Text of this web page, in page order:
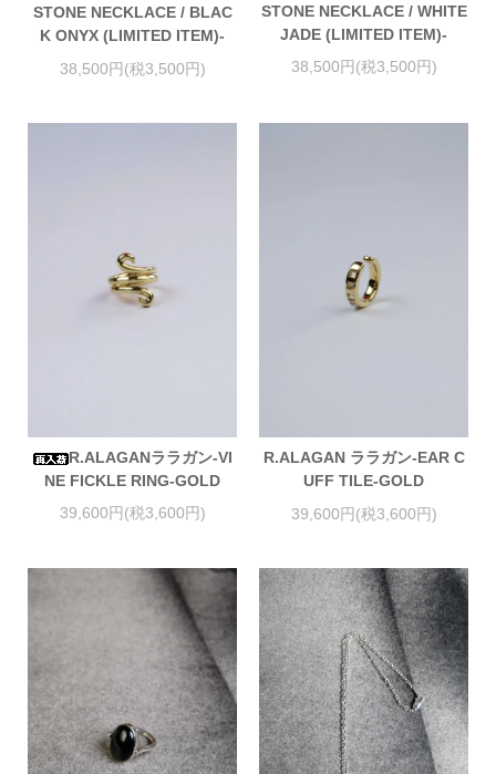
STONE NECKLACE / BLAC
K ONYX (LIMITED ITEM)-
38,500円(税3,500円)
STONE NECKLACE / WHITE
JADE (LIMITED ITEM)-
38,500円(税3,500円)
R.ALAGANララガン-VI
NE FICKLE RING-GOLD
39,600円(税3,600円)
R.ALAGAN ララガン-EAR C
UFF TILE-GOLD
39,600円(税3,600円)